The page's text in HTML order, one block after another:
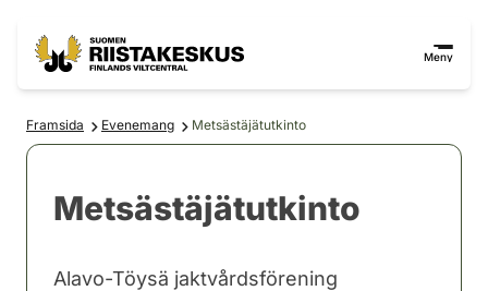
Meny
Framsida Evenemang Metsästäjätutkinto
Metsästäjätutkinto
Alavo-Töysä jaktvårdsförening